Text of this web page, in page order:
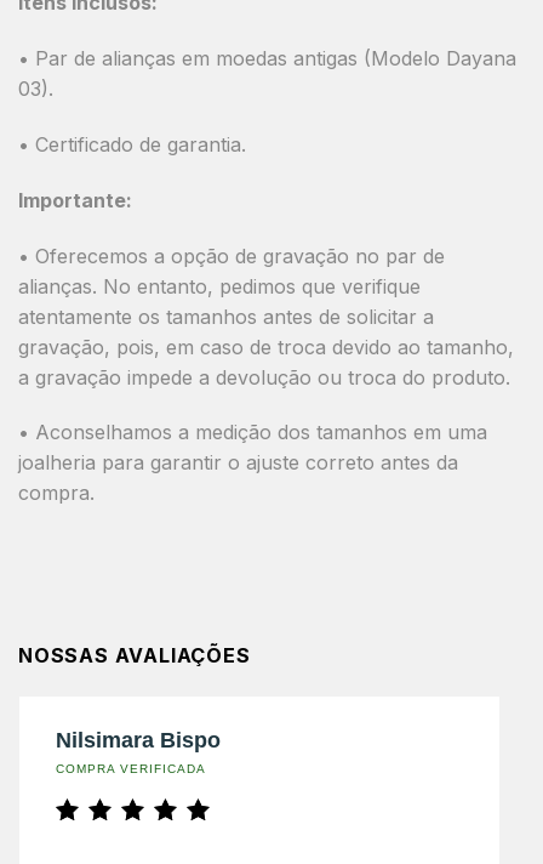
• Par de alianças em moedas antigas (Modelo Dayana
03).
• Certificado de garantia.
Importante:
• Oferecemos a opção de gravação no par de
alianças. No entanto, pedimos que verifique
atentamente os tamanhos antes de solicitar a
gravação, pois, em caso de troca devido ao tamanho,
a gravação impede a devolução ou troca do produto.
• Aconselhamos a medição dos tamanhos em uma
joalheria para garantir o ajuste correto antes da
compra.
NOSSAS AVALIAÇÕES
Nilsimara Bispo
COMPRA VERIFICADA